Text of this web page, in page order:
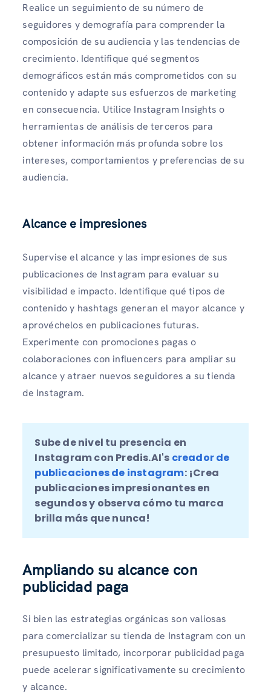
Realice un seguimiento de su número de
seguidores y demografía para comprender la
composición de su audiencia y las tendencias de
crecimiento. Identifique qué segmentos
demográficos están más comprometidos con su
contenido y adapte sus esfuerzos de marketing
en consecuencia. Utilice Instagram Insights o
herramientas de análisis de terceros para
obtener información más profunda sobre los
intereses, comportamientos y preferencias de su
audiencia.
Alcance e impresiones
Supervise el alcance y las impresiones de sus
publicaciones de Instagram para evaluar su
visibilidad e impacto. Identifique qué tipos de
contenido y hashtags generan el mayor alcance y
aprovéchelos en publicaciones futuras.
Experimente con promociones pagas o
colaboraciones con influencers para ampliar su
alcance y atraer nuevos seguidores a su tienda
de Instagram.
Sube de nivel tu presencia en
Instagram con Predis.AI's creador de
publicaciones de instagram: ¡Crea
publicaciones impresionantes en
segundos y observa cómo tu marca
brilla más que nunca!
Ampliando su alcance con
publicidad paga
Si bien las estrategias orgánicas son valiosas
para comercializar su tienda de Instagram con un
presupuesto limitado, incorporar publicidad paga
puede acelerar significativamente su crecimiento
y alcance.